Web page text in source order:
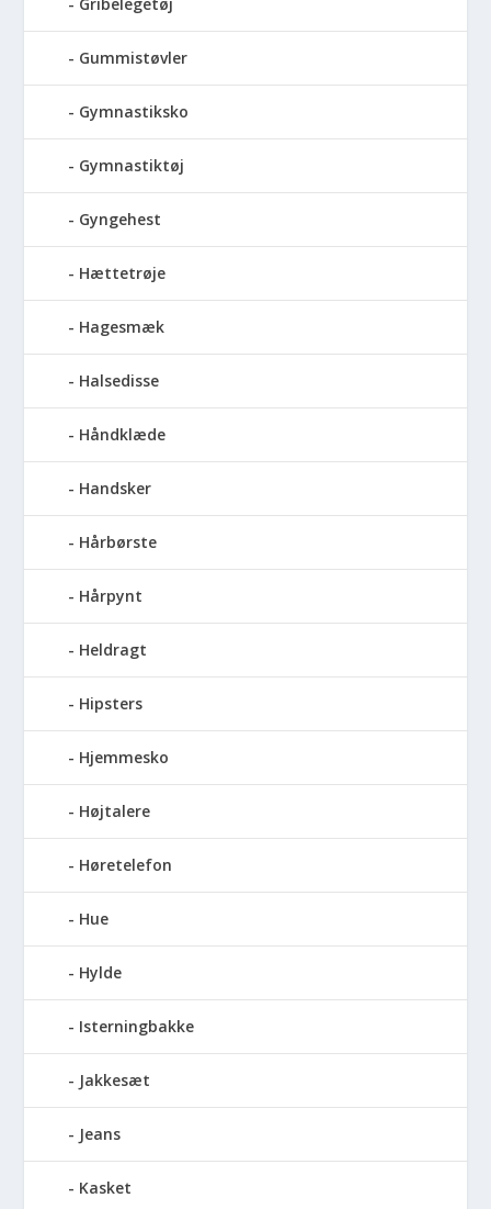
Gummistøvler
Gymnastiksko
Gymnastiktøj
Gyngehest
Hættetrøje
Hagesmæk
Halsedisse
Håndklæde
Handsker
Hårbørste
Hårpynt
Heldragt
Hipsters
Hjemmesko
Højtalere
Høretelefon
Hue
Hylde
Isterningbakke
Jakkesæt
Jeans
Kasket